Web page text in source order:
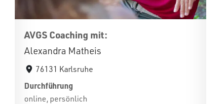
AVGS Coaching mit:
Alexandra Matheis
76131 Karlsruhe
Durchführung
online, persönlich